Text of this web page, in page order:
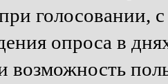
опроса в